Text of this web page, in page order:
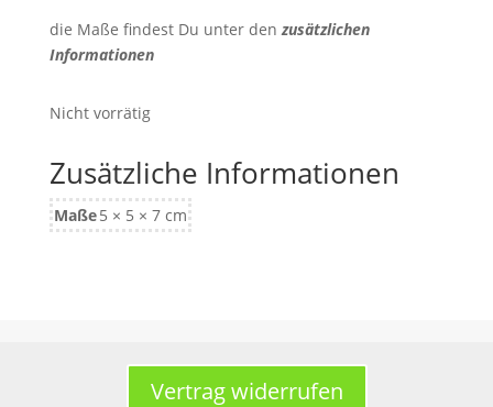
die Maße findest Du unter denzusätzlichen
Informationen
Nicht vorrätig
Zusätzliche Informationen
Maße5 × 5 × 7 cm
Vertrag widerrufen